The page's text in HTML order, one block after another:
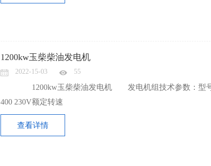
1200kw玉柴柴油发电机
2022-15-03 55
1200kw玉柴柴油发电机 发电机组技术参数：型号
400 230V额定转速
查看详情